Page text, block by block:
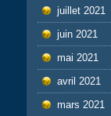
juillet 2021
juin 2021
mai 2021
avril 2021
mars 2021